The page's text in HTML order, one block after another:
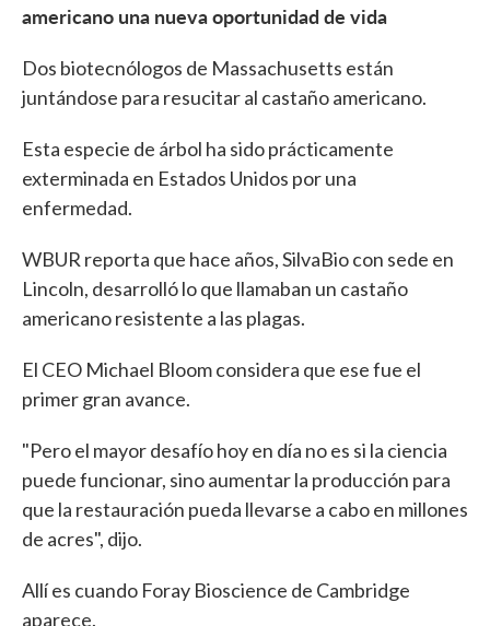
americano una nueva oportunidad de vida
Dos biotecnólogos de Massachusetts están
juntándose para resucitar al castaño americano.
Esta especie de árbol ha sido prácticamente
exterminada en Estados Unidos por una
enfermedad.
WBUR reporta que hace años, SilvaBio con sede en
Lincoln, desarrolló lo que llamaban un castaño
americano resistente a las plagas.
El CEO Michael Bloom considera que ese fue el
primer gran avance.
"Pero el mayor desafío hoy en día no es si la ciencia
puede funcionar, sino aumentar la producción para
que la restauración pueda llevarse a cabo en millones
de acres", dijo.
Allí es cuando Foray Bioscience de Cambridge
aparece.